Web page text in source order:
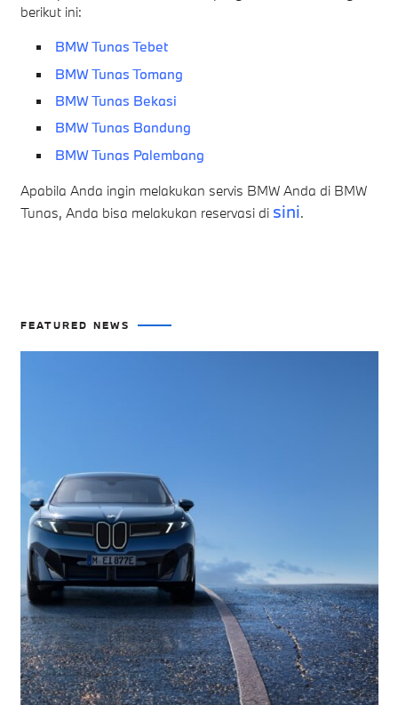
berikut ini:
BMW Tunas Tebet
BMW Tunas Tomang
BMW Tunas Bekasi
BMW Tunas Bandung
BMW Tunas Palembang
Apabila Anda ingin melakukan servis BMW Anda di BMW
Tunas, Anda bisa melakukan reservasi di sini.
FEATURED NEWS